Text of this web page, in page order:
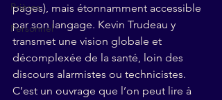
Prières
Personnel
pages), mais étonnamment accessible
par son langage. Kevin Trudeau y
transmet une vision globale et
décomplexée de la santé, loin des
discours alarmistes ou technicistes.
C’est un ouvrage que l’on peut lire à